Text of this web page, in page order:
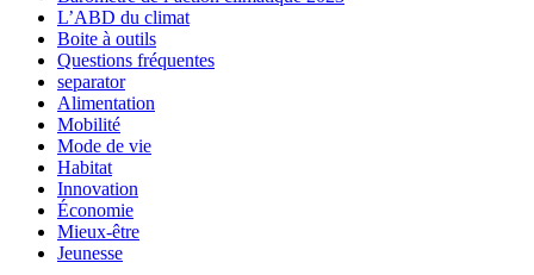
L’ABD du climat
Boite à outils
Questions fréquentes
separator
Alimentation
Mobilité
Mode de vie
Habitat
Innovation
Économie
Mieux-être
Jeunesse